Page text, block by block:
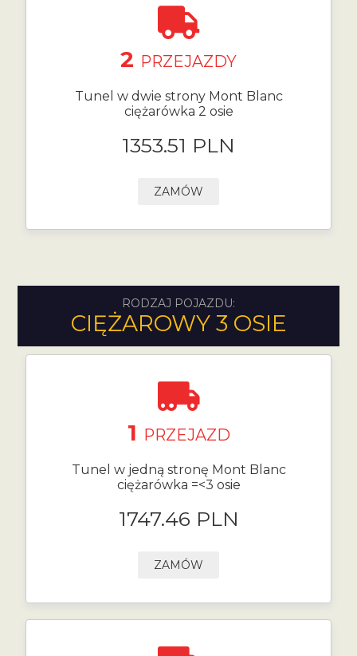
2 PRZEJAZDY
Tunel w dwie strony Mont Blanc
ciężarówka 2 osie
1353.51 PLN
ZAMÓW
RODZAJ POJAZDU:
CIĘŻAROWY 3 OSIE
1 PRZEJAZD
Tunel w jedną stronę Mont Blanc
ciężarówka =<3 osie
1747.46 PLN
ZAMÓW